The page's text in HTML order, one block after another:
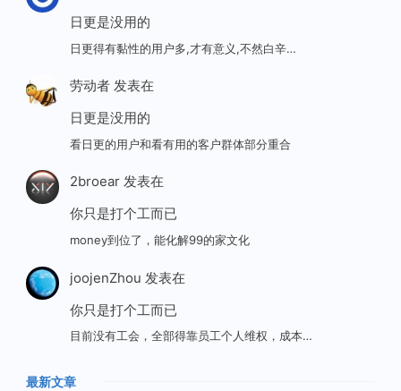
日更是没用的
日更得有黏性的用户多,才有意义,不然白辛…
劳动者发表在
日更是没用的
看日更的用户和看有用的客户群体部分重合
2broear发表在
你只是打个工而已
money到位了，能化解99的家文化
joojenZhou 发表在
你只是打个工而已
目前没有工会，全部得靠员工个人维权，成本…
最新文章